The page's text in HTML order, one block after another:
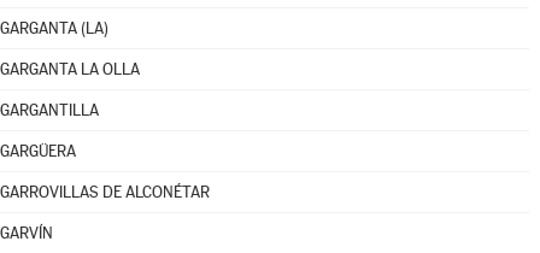
GARGANTA (LA)
GARGANTA LA OLLA
GARGANTILLA
GARGÜERA
GARROVILLAS DE ALCONÉTAR
GARVÍN